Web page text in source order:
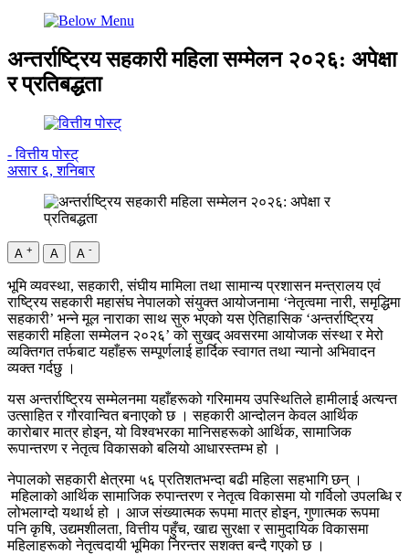
अन्तर्राष्ट्रिय सहकारी महिला सम्मेलन २०२६: अपेक्षा
र प्रतिबद्धता
- वित्तीय पोस्ट्
असार ६, शनिबार
A + A A -
भूमि व्यवस्था, सहकारी, संघीय मामिला तथा सामान्य प्रशासन मन्त्रालय एवं
राष्ट्रिय सहकारी महासंघ नेपालको संयुक्त आयोजनामा ‘नेतृत्वमा नारी, समृद्धिमा
सहकारी’ भन्ने मूल नाराका साथ सुरु भएको यस ऐतिहासिक ‘अन्तर्राष्ट्रिय
सहकारी महिला सम्मेलन २०२६’ को सुखद् अवसरमा आयोजक संस्था र मेरो
व्यक्तिगत तर्फबाट यहाँहरू सम्पूर्णलाई हार्दिक स्वागत तथा न्यानो अभिवादन
व्यक्त गर्दछु ।
यस अन्तर्राष्ट्रिय सम्मेलनमा यहाँहरूको गरिमामय उपस्थितिले हामीलाई अत्यन्त
उत्साहित र गौरवान्वित बनाएको छ । सहकारी आन्दोलन केवल आर्थिक
कारोबार मात्र होइन, यो विश्वभरका मानिसहरूको आर्थिक, सामाजिक
रूपान्तरण र नेतृत्व विकासको बलियो आधारस्तम्भ हो ।
नेपालको सहकारी क्षेत्रमा ५६ प्रतिशतभन्दा बढी महिला सहभागि छन् ।
महिलाको आर्थिक सामाजिक रुपान्तरण र नेतृत्व विकासमा यो गर्विलो उपलब्धि र
लोभलाग्दो यथार्थ हो । आज संख्यात्मक रूपमा मात्र होइन, गुणात्मक रूपमा
पनि कृषि, उद्यमशीलता, वित्तीय पहुँच, खाद्य सुरक्षा र सामुदायिक विकासमा
महिलाहरूको नेतृत्वदायी भूमिका निरन्तर सशक्त बन्दै गएको छ ।